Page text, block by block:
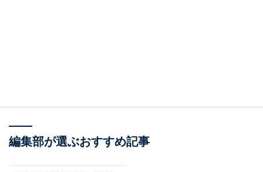
「All About ニュース」は、ネットの話題から世の中の動きまで、暮
らしの中にあふれる「なぜ？」「どうして？」を分かりやすく伝え
編集部が選ぶおすすめ記事